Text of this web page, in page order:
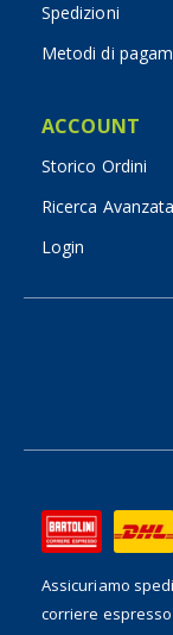
Spedizioni
Metodi di
ACCOUNT
Storico Ordini
Ricerca Avanzata
Login
Assicuriamo
corriere